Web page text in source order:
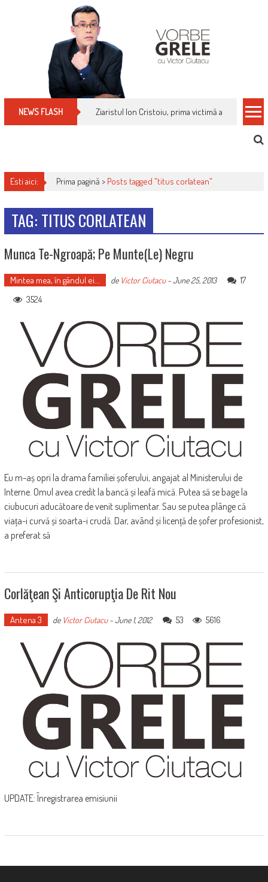
NEWS FLASH Ziaristul Ion Cristoiu, prima victimă a noi
Esti aici: Prima pagină > Posts tagged "titus corlatean"
TAG: TITUS CORLATEAN
Munca Te-Ngroapă; Pe Munte(le) Negru
Mintea mea, în gândul ei... de Victor Ciutacu-June 25, 2013
17
3524
Eu m-aș opri la drama familiei șoferului, angajat al Ministerului de
Interne. Omul avea credit la bancă și leafă mică. Putea să se bage la
ciubucuri aducătoare de venit suplimentar. Sau se putea plânge că
viața-i curvă și soarta-i crudă. Dar, având și licență de șofer profesionist,
a preferat să
Corlăţean Şi Anticorupţia De Rit Nou
Antena 3 de Victor Ciutacu-June 1, 2012 53 5616
UPDATE: Înregistrarea emisiunii